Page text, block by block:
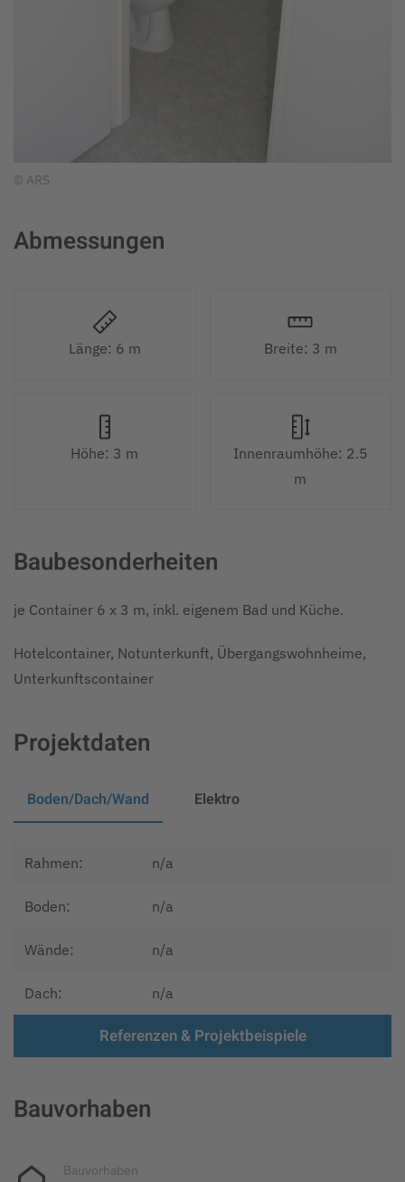
© ARS
Abmessungen
Länge: 6 m Breite: 3 m
Höhe: 3 m
Innenraumhöhe: 2.5
m
Baubesonderheiten
je Container 6 x 3 m, inkl. eigenem Bad und Küche.
Hotelcontainer, Notunterkunft, Übergangswohnheime,
Unterkunftscontainer
Projektdaten
Boden/Dach/Wand Elektro
Rahmen: n/a
Boden: n/a
Wände: n/a
Dach: n/a
Referenzen & Projektbeispiele
Bauvorhaben
Bauvorhaben